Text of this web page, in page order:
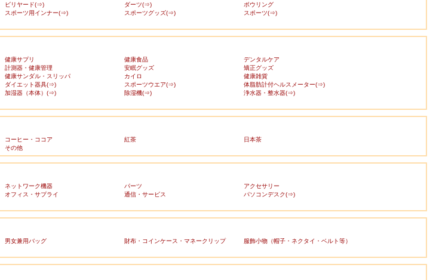
ビリヤード(⇒) ダーツ(⇒)
ボウリング
スポーツ用インナー(⇒) スポーツグッズ(⇒)
スポーツ(⇒)
健康サプリ 健康食品
デンタルケア
計測器・健康管理 安眠グッズ
矯正グッズ
健康サンダル・スリッパ カイロ
健康雑貨
ダイエット器具(⇒) スポーツウエア(⇒)
体脂肪計付ヘルスメーター(⇒)
加湿器（本体）(⇒) 除湿機(⇒)
浄水器・整水器(⇒)
コーヒー・ココア 紅茶
日本茶
その他
ネットワーク機器 パーツ
アクセサリー
オフィス・サプライ 通信・サービス
パソコンデスク(⇒)
男女兼用バッグ 財布・コインケース・マネークリップ
服飾小物（帽子・ネクタイ・ベルト等）